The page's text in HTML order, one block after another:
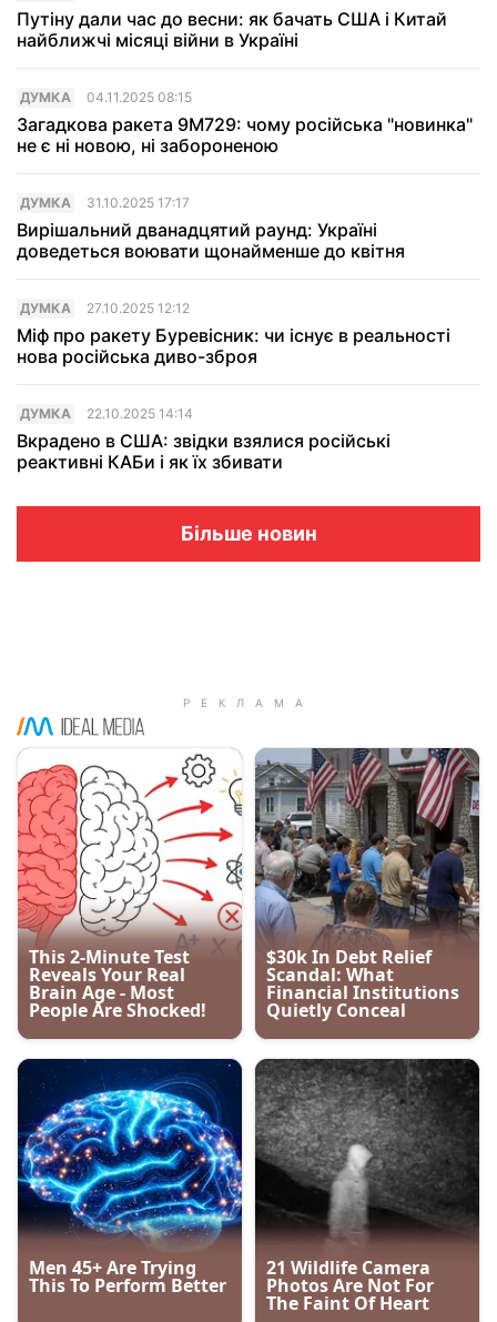
Путіну дали час до весни: як бачать США і Китай
найближчі місяці війни в Україні
ДУМКА 04.11.2025 08:15
Загадкова ракета 9М729: чому російська "новинка"
не є ні новою, ні забороненою
ДУМКА 31.10.2025 17:17
Вирішальний дванадцятий раунд: Україні
доведеться воювати щонайменше до квітня
ДУМКА 27.10.2025 12:12
Міф про ракету Буревісник: чи існує в реальності
нова російська диво-зброя
ДУМКА 22.10.2025 14:14
Вкрадено в США: звідки взялися російські
реактивні КАБи і як їх збивати
Більше новин